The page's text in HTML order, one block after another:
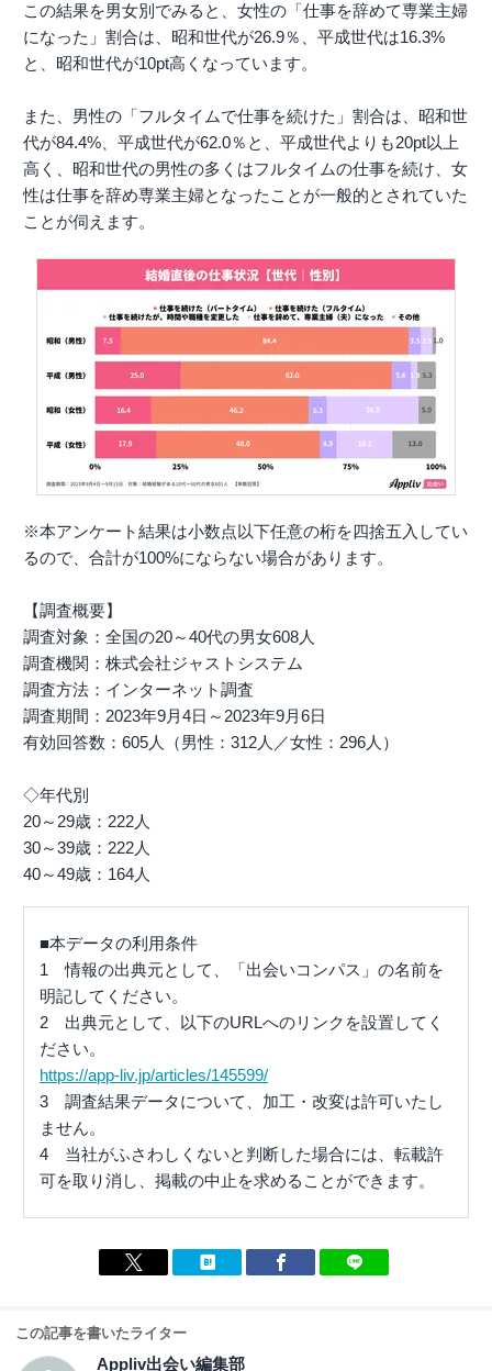
この結果を男女別でみると、女性の「仕事を辞めて専業主婦
になった」割合は、昭和世代が26.9％、平成世代は16.3%
と、昭和世代が10pt高くなっています。
また、男性の「フルタイムで仕事を続けた」割合は、昭和世
代が84.4%、平成世代が62.0％と、平成世代よりも20pt以上
高く、昭和世代の男性の多くはフルタイムの仕事を続け、女
性は仕事を辞め専業主婦となったことが一般的とされていた
ことが伺えます。
※本アンケート結果は小数点以下任意の桁を四捨五入してい
るので、合計が100%にならない場合があります。
【調査概要】
調査対象：全国の20～40代の男女608人
調査機関：株式会社ジャストシステム
調査方法：インターネット調査
調査期間：2023年9月4日～2023年9月6日
有効回答数：605人（男性：312人／女性：296人）
◇年代別
20～29歳：222人
30～39歳：222人
40～49歳：164人
■本データの利用条件
1 情報の出典元として、「出会いコンパス」の名前を
明記してください。
2 出典元として、以下のURLへのリンクを設置してく
ださい。
https://app-liv.jp/articles/145599/
3 調査結果データについて、加工・改変は許可いたし
ません。
4 当社がふさわしくないと判断した場合には、転載許
可を取り消し、掲載の中止を求めることができます。
この記事を書いたライター
Appliv出会い編集部